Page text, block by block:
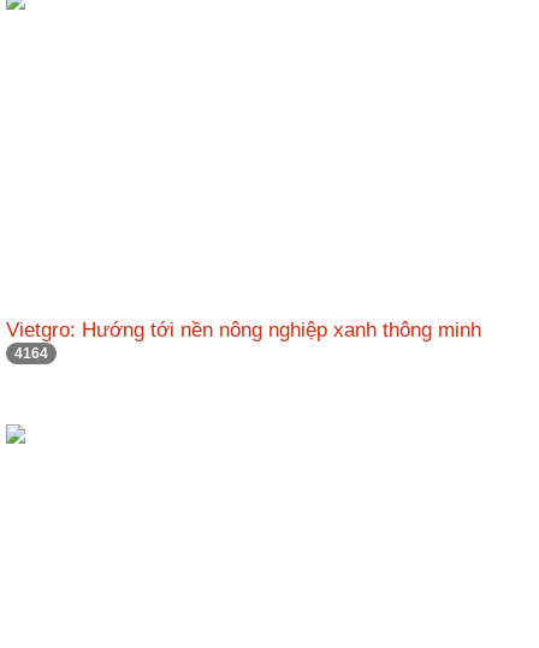
Vietgro: Hướng tới nền nông nghiệp xanh thông minh
4164